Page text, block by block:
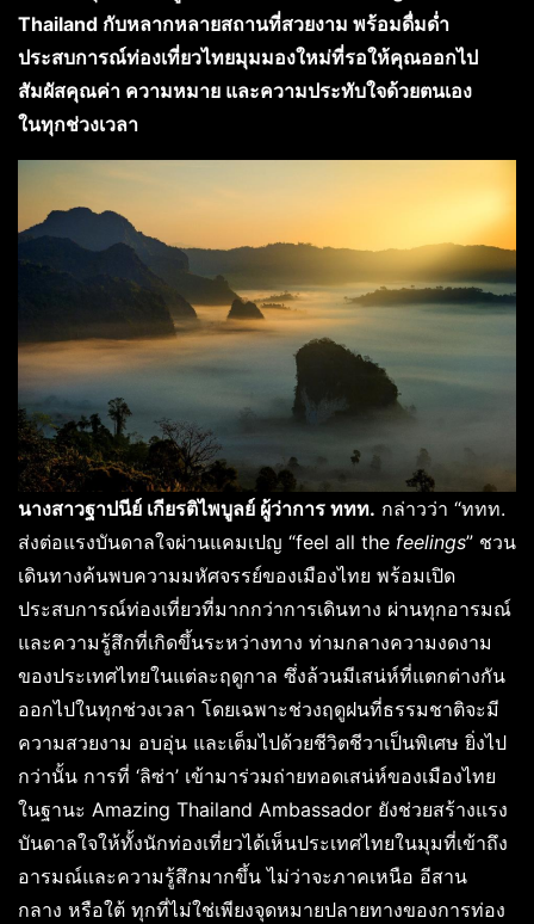
Thailand กับหลากหลายสถานที่สวยงาม พร้อมดื่มด่ำ
ประสบการณ์ท่องเที่ยวไทยมุมมองใหม่ที่รอให้คุณออกไป
สัมผัสคุณค่า ความหมาย และความประทับใจด้วยตนเอง
ในทุกช่วงเวลา
นางสาวฐาปนีย์ เกียรติไพบูลย์ ผู้ว่าการ ททท. กล่าวว่า “ททท.
ส่งต่อแรงบันดาลใจผ่านแคมเปญ “feel all the feelings” ชวน
เดินทางค้นพบความมหัศจรรย์ของเมืองไทย พร้อมเปิด
ประสบการณ์ท่องเที่ยวที่มากกว่าการเดินทาง ผ่านทุกอารมณ์
และความรู้สึกที่เกิดขึ้นระหว่างทาง ท่ามกลางความงดงาม
ของประเทศไทยในแต่ละฤดูกาล ซึ่งล้วนมีเสน่ห์ที่แตกต่างกัน
ออกไปในทุกช่วงเวลา โดยเฉพาะช่วงฤดูฝนที่ธรรมชาติจะมี
ความสวยงาม อบอุ่น และเต็มไปด้วยชีวิตชีวาเป็นพิเศษ ยิ่งไป
กว่านั้น การที่ ‘ลิซ่า’ เข้ามาร่วมถ่ายทอดเสน่ห์ของเมืองไทย
ในฐานะ Amazing Thailand Ambassador ยังช่วยสร้างแรง
บันดาลใจให้ทั้งนักท่องเที่ยวได้เห็นประเทศไทยในมุมที่เข้าถึง
อารมณ์และความรู้สึกมากขึ้น ไม่ว่าจะภาคเหนือ อีสาน
กลาง หรือใต้ ทุกที่ไม่ใช่เพียงจุดหมายปลายทางของการท่อง